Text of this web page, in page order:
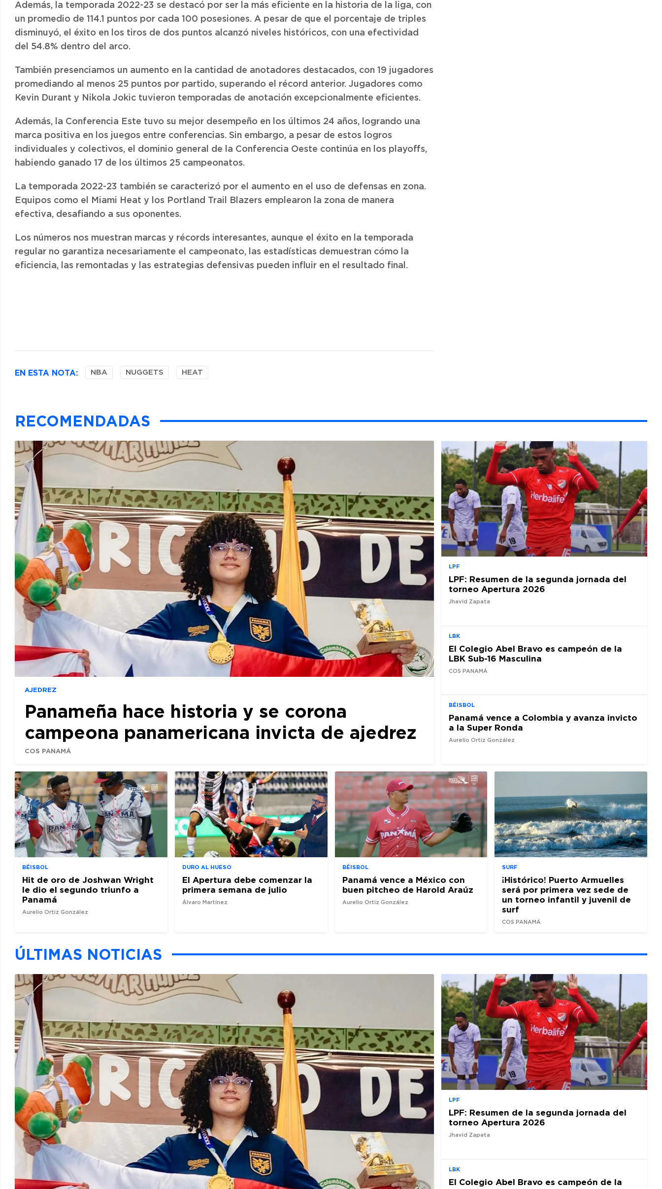
Además, la temporada 2022-23 se destacó por ser la más eficiente en la historia de la liga, con
un promedio de 114.1 puntos por cada 100 posesiones. A pesar de que el porcentaje de triples
disminuyó, el éxito en los tiros de dos puntos alcanzó niveles históricos, con una efectividad
del 54.8% dentro del arco.
También presenciamos un aumento en la cantidad de anotadores destacados, con 19 jugadores
promediando al menos 25 puntos por partido, superando el récord anterior. Jugadores como
Kevin Durant y Nikola Jokic tuvieron temporadas de anotación excepcionalmente eficientes.
Además, la Conferencia Este tuvo su mejor desempeño en los últimos 24 años, logrando una
marca positiva en los juegos entre conferencias. Sin embargo, a pesar de estos logros
individuales y colectivos, el dominio general de la Conferencia Oeste continúa en los playoffs,
habiendo ganado 17 de los últimos 25 campeonatos.
La temporada 2022-23 también se caracterizó por el aumento en el uso de defensas en zona.
Equipos como el Miami Heat y los Portland Trail Blazers emplearon la zona de manera
efectiva, desafiando a sus oponentes.
Los números nos muestran marcas y récords interesantes, aunque el éxito en la temporada
regular no garantiza necesariamente el campeonato, las estadísticas demuestran cómo la
eficiencia, las remontadas y las estrategias defensivas pueden influir en el resultado final.
EN ESTA NOTA: NBA NUGGETS HEAT
RECOMENDADAS
AJEDREZ
Panameña hace historia y se corona
campeona panamericana invicta de ajedrez
COS PANAMÁ
LPF
LPF: Resumen de la segunda jornada del
torneo Apertura 2026
Jhavid Zapata
LBK
El Colegio Abel Bravo es campeón de la
LBK Sub-16 Masculina
COS PANAMÁ
BÉISBOL
Panamá vence a Colombia y avanza invicto
a la Super Ronda
Aurelio Ortiz González
BÉISBOL
Hit de oro de Joshwan Wright
le dio el segundo triunfo a
Panamá
Aurelio Ortiz González
DURO AL HUESO
El Apertura debe comenzar la
primera semana de julio
Álvaro Martínez
BÉISBOL
Panamá vence a México con
buen pitcheo de Harold Araúz
Aurelio Ortiz González
SURF
¡Histórico! Puerto Armuelles
será por primera vez sede de
un torneo infantil y juvenil de
surf
COS PANAMÁ
ÚLTIMAS NOTICIAS
LPF
LPF: Resumen de la segunda jornada del
torneo Apertura 2026
Jhavid Zapata
LBK
El Colegio Abel Bravo es campeón de la